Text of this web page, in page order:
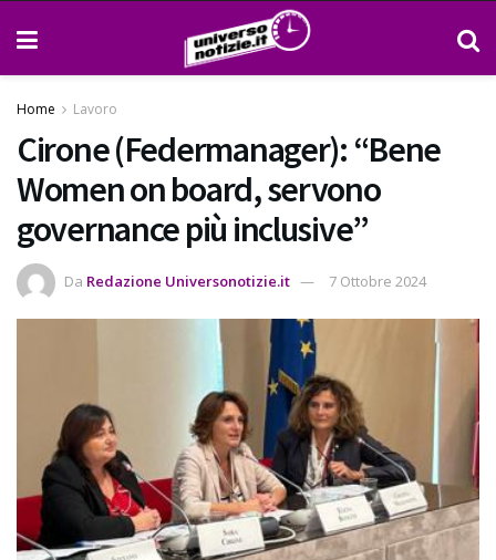
Home Lavoro
Cirone (Federmanager): “Bene
Women on board, servono
governance più inclusive”
Da Redazione Universonotizie.it 7 Ottobre 2024